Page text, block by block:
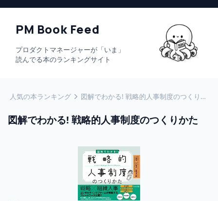
PM Book Feed
プロダクトマネージャーが「いま」
読んでる本のランキングサイト
人気の本ランキング 図解でわかる! 戦略的人事制度のつくりかた
図解でわかる! 戦略的人事制度のつくりかた